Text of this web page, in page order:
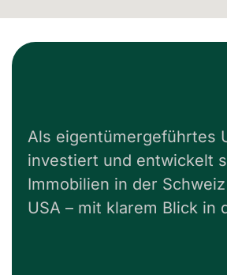
Als eigentümergeführtes
investiert und entwickelt
Immobilien in der
USA – mit klarem Blick in